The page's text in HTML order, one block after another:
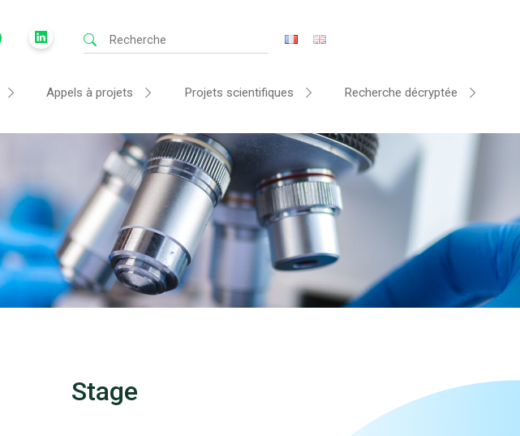
Appels à projets Projets scientifiques Recherche décryptée
Stage